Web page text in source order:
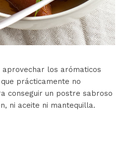
los arómaticos
prácticamente no
conseguir un postre sabroso
ni aceite ni mantequilla.